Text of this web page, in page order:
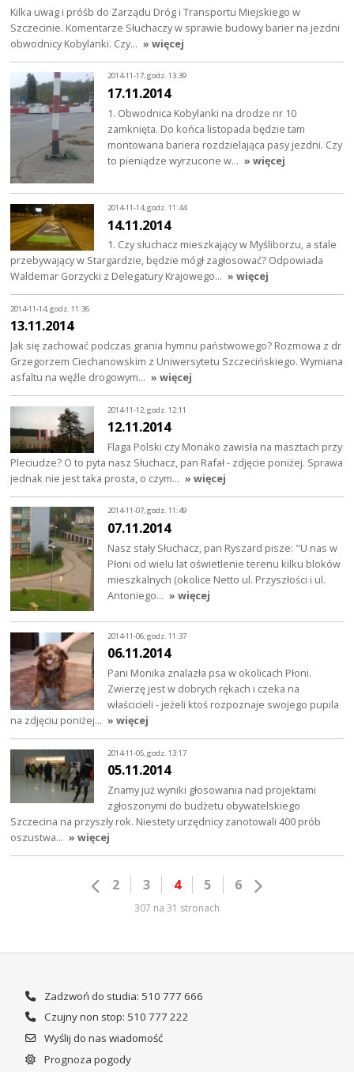
Kilka uwag i próśb do Zarządu Dróg i Transportu Miejskiego w
Szczecinie. Komentarze Słuchaczy w sprawie budowy barier na jezdni
obwodnicy Kobylanki. Czy… » więcej
2014-11-17, godz. 13:39
17.11.2014
1. Obwodnica Kobylanki na drodze nr 10
zamknięta. Do końca listopada będzie tam
montowana bariera rozdzielająca pasy jezdni. Czy
to pieniądze wyrzucone w… » więcej
2014-11-14, godz. 11:44
14.11.2014
1. Czy słuchacz mieszkający w Myśliborzu, a stale
przebywający w Stargardzie, będzie mógł zagłosować? Odpowiada
Waldemar Gorzycki z Delegatury Krajowego… » więcej
2014-11-14, godz. 11:36
13.11.2014
Jak się zachować podczas grania hymnu państwowego? Rozmowa z dr
Grzegorzem Ciechanowskim z Uniwersytetu Szczecińskiego. Wymiana
asfaltu na węźle drogowym… » więcej
2014-11-12, godz. 12:11
12.11.2014
Flaga Polski czy Monako zawisła na masztach przy
Pleciudze? O to pyta nasz Słuchacz, pan Rafał - zdjęcie poniżej. Sprawa
jednak nie jest taka prosta, o czym… » więcej
2014-11-07, godz. 11:49
07.11.2014
Nasz stały Słuchacz, pan Ryszard pisze: "U nas w
Płoni od wielu lat oświetlenie terenu kilku bloków
mieszkalnych (okolice Netto ul. Przyszłości i ul.
Antoniego… » więcej
2014-11-06, godz. 11:37
06.11.2014
Pani Monika znalazła psa w okolicach Płoni.
Zwierzę jest w dobrych rękach i czeka na
właścicieli - jeżeli ktoś rozpoznaje swojego pupila
na zdjęciu poniżej… » więcej
2014-11-05, godz. 13:17
05.11.2014
Znamy już wyniki głosowania nad projektami
zgłoszonymi do budżetu obywatelskiego
Szczecina na przyszły rok. Niestety urzędnicy zanotowali 400 prób
oszustwa… » więcej
2 3 4 5 6
307 na 31 stronach
Zadzwoń do studia: 510 777 666
Czujny non stop: 510 777 222
Wyślij do nas wiadomość
Prognoza pogody